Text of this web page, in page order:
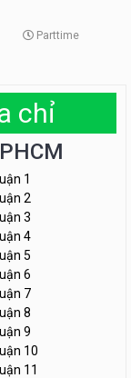
Parttime
chỉ
1
2
3
4
5
6
7
8
9
10
11